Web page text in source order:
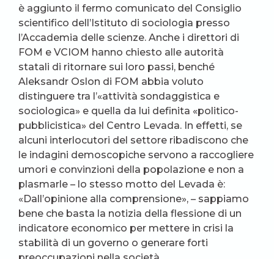
è aggiunto il fermo comunicato del Consiglio
scientifico dell’Istituto di sociologia presso
l’Accademia delle scienze. Anche i direttori di
FOM e VCIOM hanno chiesto alle autorità
statali di ritornare sui loro passi, benché
Aleksandr Oslon di FOM abbia voluto
distinguere tra l’«attività sondaggistica e
sociologica» e quella da lui definita «politico-
pubblicistica» del Centro Levada. In effetti, se
alcuni interlocutori del settore ribadiscono che
le indagini demoscopiche servono a raccogliere
umori e convinzioni della popolazione e non a
plasmarle – lo stesso motto del Levada è:
«Dall’opinione alla comprensione», – sappiamo
bene che basta la notizia della flessione di un
indicatore economico per mettere in crisi la
stabilità di un governo o generare forti